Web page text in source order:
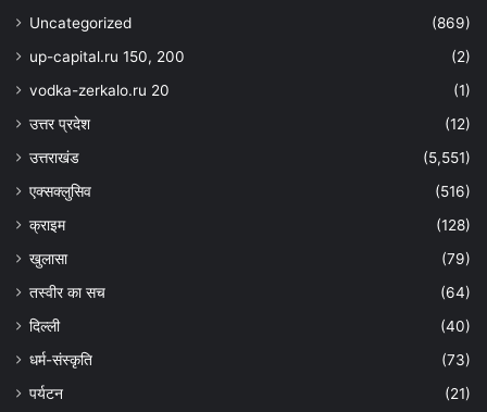
Uncategorized
(869)
up-capital.ru 150, 200
(2)
vodka-zerkalo.ru 20
(1)
उत्तर प्रदेश
(12)
उत्तराखंड
(5,551)
एक्सक्लुसिव
(516)
क्राइम
(128)
खुलासा
(79)
तस्वीर का सच
(64)
दिल्ली
(40)
धर्म-संस्कृति
(73)
पर्यटन
(21)